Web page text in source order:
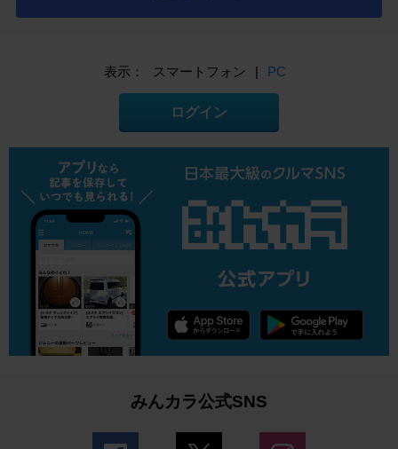
表示： スマートフォン | PC
ログイン
みんカラ公式SNS